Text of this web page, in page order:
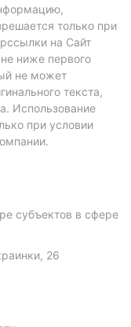
только при
на Сайт
ниже первого
не может
текста,
Использование
при условии
субъектов в сфере
26